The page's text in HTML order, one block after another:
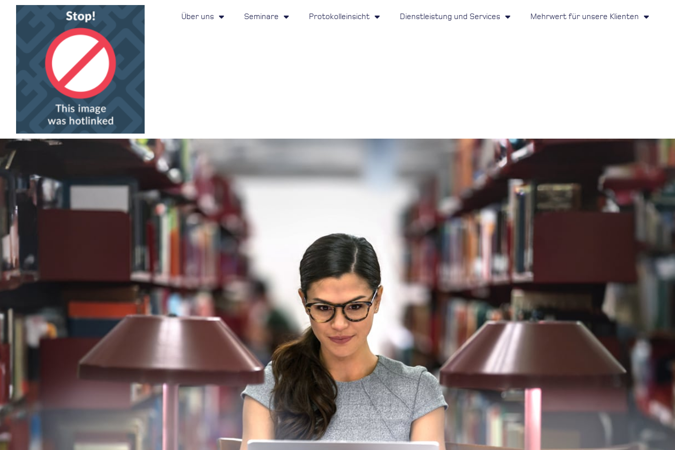
Über uns Seminare Protokolleinsicht Dienstleistung und Services Mehrwert für unsere Klienten